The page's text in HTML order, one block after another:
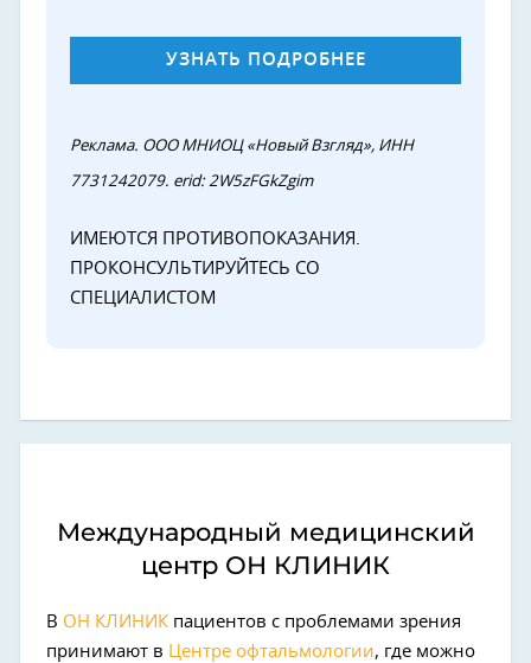
УЗНАТЬ ПОДРОБНЕЕ
Реклама. ООО МНИОЦ «Новый Взгляд», ИНН
7731242079. erid: 2W5zFGkZgim
ИМЕЮТСЯ ПРОТИВОПОКАЗАНИЯ.
ПРОКОНСУЛЬТИРУЙТЕСЬ СО
СПЕЦИАЛИСТОМ
Международный медицинский
центр ОН КЛИНИК
В ОН КЛИНИК пациентов с проблемами зрения
принимают в Центре офтальмологии, где можно